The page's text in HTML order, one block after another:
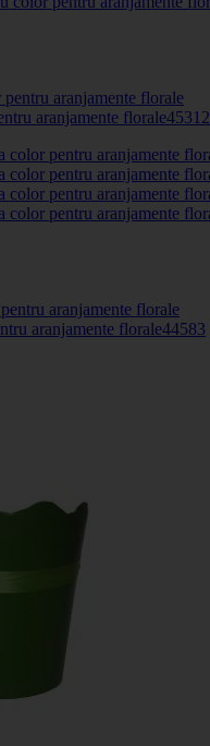
aranjamente florale45312
aranjamente florale44583